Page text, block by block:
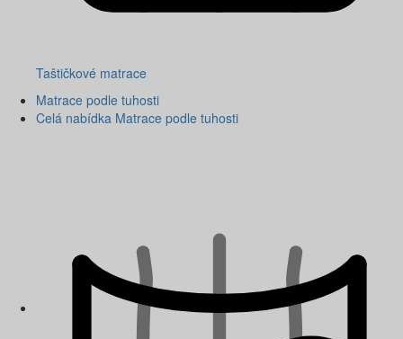
Taštičkové matrace
Matrace podle tuhosti
Celá nabídka Matrace podle tuhosti